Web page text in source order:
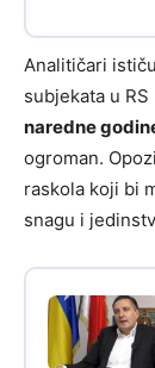
Analitičari
subjekata u
naredne
ogroman.
raskola koji bi
snagu i